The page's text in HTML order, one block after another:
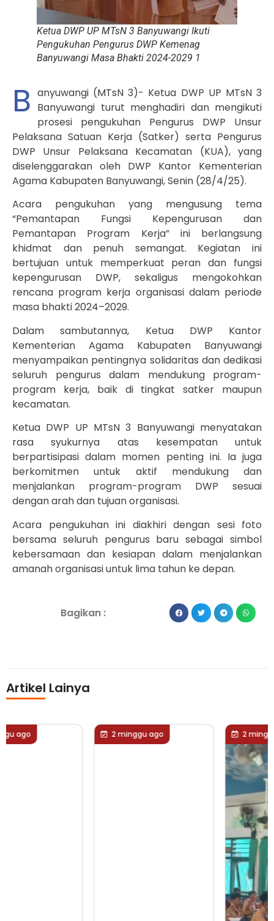
Ketua DWP UP MTsN 3 Banyuwangi Ikuti
Pengukuhan Pengurus DWP Kemenag
Banyuwangi Masa Bhakti 2024-2029 1
B anyuwangi (MTsN 3)- Ketua DWP UP MTsN 3
Banyuwangi turut menghadiri dan mengikuti
prosesi pengukuhan Pengurus DWP Unsur
Pelaksana Satuan Kerja (Satker) serta Pengurus
DWP Unsur Pelaksana Kecamatan (KUA), yang
diselenggarakan oleh DWP Kantor Kementerian
Agama Kabupaten Banyuwangi, Senin (28/4/25).
Acara pengukuhan yang mengusung tema
“Pemantapan Fungsi Kepengurusan dan
Pemantapan Program Kerja” ini berlangsung
khidmat dan penuh semangat. Kegiatan ini
bertujuan untuk memperkuat peran dan fungsi
kepengurusan DWP, sekaligus mengokohkan
rencana program kerja organisasi dalam periode
masa bhakti 2024–2029.
Dalam sambutannya, Ketua DWP Kantor
Kementerian Agama Kabupaten Banyuwangi
menyampaikan pentingnya solidaritas dan dedikasi
seluruh pengurus dalam mendukung program-
program kerja, baik di tingkat satker maupun
kecamatan.
Ketua DWP UP MTsN 3 Banyuwangi menyatakan
rasa syukurnya atas kesempatan untuk
berpartisipasi dalam momen penting ini. Ia juga
berkomitmen untuk aktif mendukung dan
menjalankan program-program DWP sesuai
dengan arah dan tujuan organisasi.
Acara pengukuhan ini diakhiri dengan sesi foto
bersama seluruh pengurus baru sebagai simbol
kebersamaan dan kesiapan dalam menjalankan
amanah organisasi untuk lima tahun ke depan.
Bagikan :
Artikel Lainya
2 minggu ago 2 minggu ago